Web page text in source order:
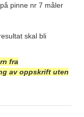
pinne nr 7 måler
skal bli
fra
av oppskrift uten